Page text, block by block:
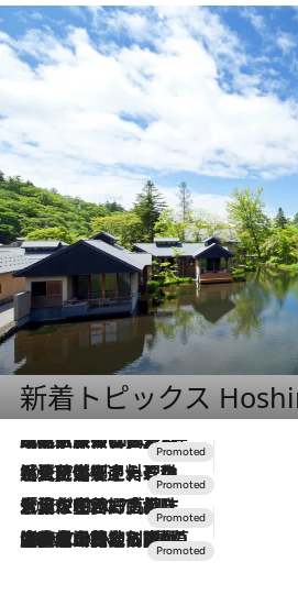
新着トピックス
2026.7.31
【ホテル帰省】という選択肢をOMOが提案。家族とほどよい距離を保つには「昼は実家、夜は気兼ねなくホテルで！」
2026.7.24
【夏限定ディナーコース】旬を迎える稚鮎や花ズッキーニなどをイタリア・トスカーナの郷土料理の手法で満喫！
2026.7.17
「土佐和ハーブかき氷」がOMO7高知に登場！生姜、山椒、大葉など目にも舌にも涼を呼ぶ郷土の味
2026.7.10
NEW OPEN！【界 草津】名湯の地に誕生。趣の異なる2種の温泉と上州ならではの会席・蕎麦割烹など美食を味わう究極の癒やし旅